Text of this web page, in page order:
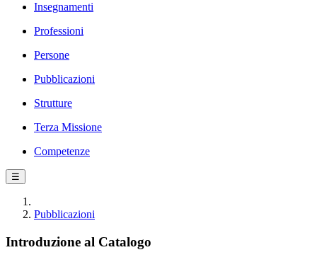
Insegnamenti
Professioni
Persone
Pubblicazioni
Strutture
Terza Missione
Competenze
☰
Pubblicazioni
Introduzione al Catalogo